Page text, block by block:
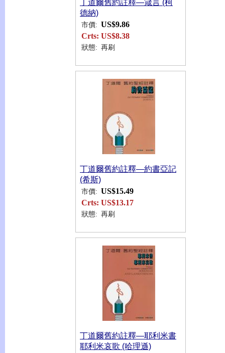
丁道爾舊約註釋—箴言 (柯
德納)
市價: US$9.86
Crts: US$8.38
狀態: 再刷
丁道爾舊約註釋—約書亞記
(希斯)
市價: US$15.49
Crts: US$13.17
狀態: 再刷
丁道爾舊約註釋—耶利米書
耶利米哀歌 (哈理遜)